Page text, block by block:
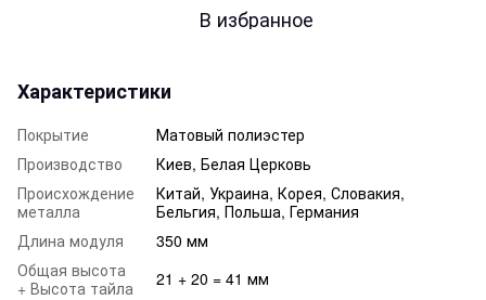
В избранное
Характеристики
Покрытие
Матовый полиэстер
Производство
Киев, Белая Церковь
Происхождение
металла
Китай, Украина, Корея, Словакия,
Бельгия, Польша, Германия
Длина модуля
350 мм
Общая высота
+ Высота тайла
21 + 20 = 41 мм